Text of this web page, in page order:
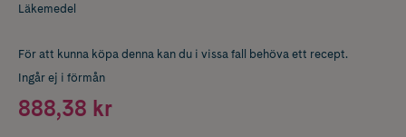
Läkemedel
För att kunna köpa denna kan du i vissa fall behöva ett recept.
Ingår ej i förmån
888,38 kr